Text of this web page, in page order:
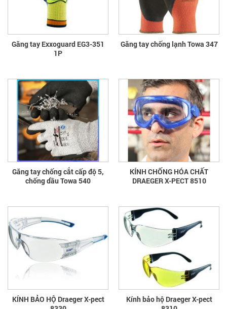
Găng tay Exxoguard EG3-351
1P
Găng tay chống lạnh Towa 347
Găng tay chống cắt cấp độ 5,
chống dầu Towa 540
KÍNH CHỐNG HÓA CHẤT
DRAEGER X-PECT 8510
KÍNH BẢO HỘ Draeger X-pect
Kính bảo hộ Draeger X-pect